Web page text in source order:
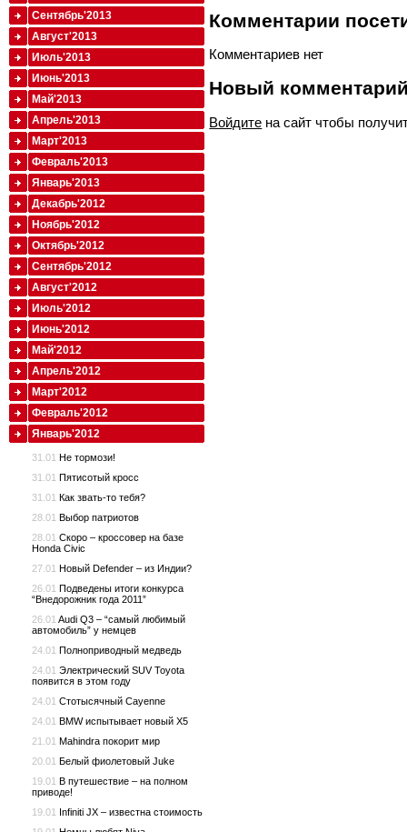
Комментарии
Комментариев нет
Новый
Войдите на сайт чтобы
Сентябрь'2013
Август'2013
Июль'2013
Июнь'2013
Май'2013
Апрель'2013
Март'2013
Февраль'2013
Январь'2013
Декабрь'2012
Ноябрь'2012
Октябрь'2012
Сентябрь'2012
Август'2012
Июль'2012
Июнь'2012
Май'2012
Апрель'2012
Март'2012
Февраль'2012
Январь'2012
31.01 Не тормози!
31.01 Пятисотый кросс
31.01 Как звать-то тебя?
28.01 Выбор патриотов
28.01 Скоро – кроссовер на базе
Honda Civic
27.01 Новый Defender – из Индии?
26.01 Подведены итоги конкурса
“Внедорожник года 2011”
26.01 Audi Q3 – “самый любимый
автомобиль” у немцев
24.01 Полноприводный медведь
24.01 Электрический SUV Toyota
появится в этом году
24.01 Стотысячный Cayenne
24.01 BMW испытывает новый X5
21.01 Mahindra покорит мир
20.01 Белый фиолетовый Juke
19.01 В путешествие – на полном
приводе!
19.01 Infiniti JX – известна стоимость